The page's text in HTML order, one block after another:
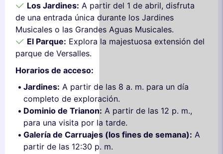
Los Jardines: A partir del 1 de abril, disfruta
de una entrada única durante los Jardines
Musicales o las Grandes Aguas Musicales.
El Parque: Explora la majestuosa extensión del
parque de Versalles.
Horarios de acceso:
Jardines: A partir de las 8 a. m. para un día
completo de exploración.
Dominio de Trianon: A partir de las 12 p. m.,
para una visita por la tarde.
Galería de Carruajes (los fines de semana): A
partir de las 12:30 p. m.